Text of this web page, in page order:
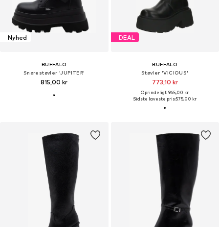
Nyhed
BUFFALO
Snørestøvler 'JUPITER'
815,00 kr
DEAL
BUFFALO
Støvler 'VICIOUS'
773,10 kr
Oprindeligt: 965,00 kr
Sidste laveste pris:575,00 kr